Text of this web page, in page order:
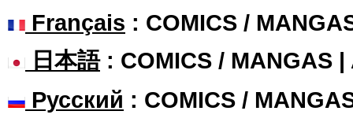
Français : COMICS /
日本語: COMICS / MANGAS |
Русский : COMICS /